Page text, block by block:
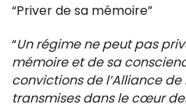
“Priver de sa mémoire”
“Un régime ne peut pas
mémoire et de sa
convictions de l’Alliance
transmises dans le cœur